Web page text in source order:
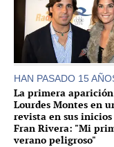
HAN PASADO 15
La primera aparición
Lourdes Montes en
revista en sus inicios
Fran Rivera: "Mi
verano peligroso"